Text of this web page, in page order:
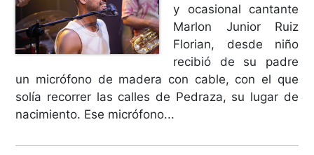
y ocasional cantante
Marlon Junior Ruiz
Florian, desde niño
recibió de su padre
un micrófono de madera con cable, con el que
solía recorrer las calles de Pedraza, su lugar de
nacimiento. Ese micrófono...